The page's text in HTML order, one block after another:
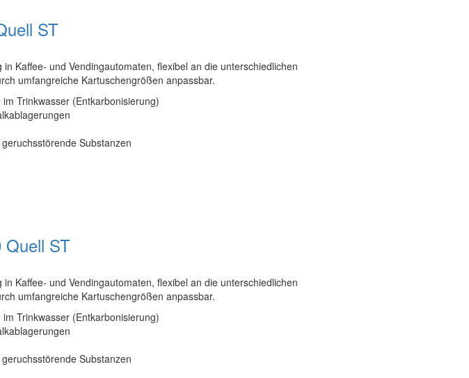
ST
Kaffee- und Vendingautomaten, flexibel an die unterschiedlichen
umfangreiche Kartuschengrößen anpassbar.
Trinkwasser (Entkarbonisierung)
Substanzen
Quell ST
Kaffee- und Vendingautomaten, flexibel an die unterschiedlichen
umfangreiche Kartuschengrößen anpassbar.
Trinkwasser (Entkarbonisierung)
Substanzen